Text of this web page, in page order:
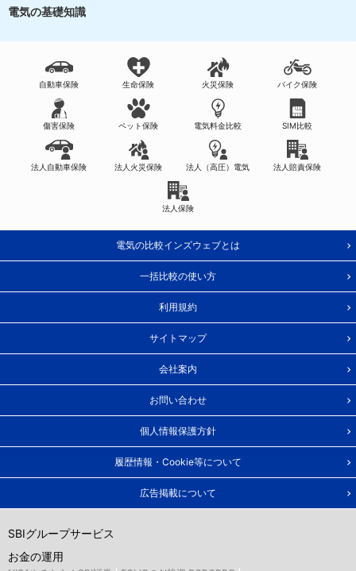
電気の基礎知識
自動車保険 生命保険 火災保険 バイク保険
傷害保険 ペット保険 電気料金比較 SIM比較
法人自動車保険 法人火災保険 法人（高圧）電気 法人賠責保険
法人保険
電気の比較インズウェブとは
一括比較の使い方
利用規約
サイトマップ
会社案内
お問い合わせ
個人情報保護方針
履歴情報・Cookie等について
広告掲載について
SBIグループサービス
お金の運用